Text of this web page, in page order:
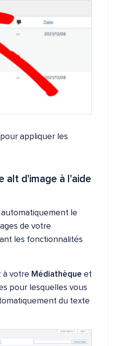
pour appliquer les
alt d'image à l'aide
le
de votre
les fonctionnalités
à votre Médiathèque et
pour lesquelles vous
du texte